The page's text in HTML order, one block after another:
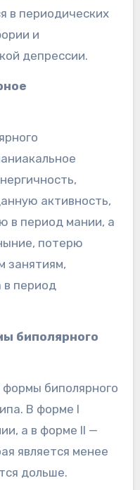
в периодических
и
депрессии.
активность,
в период мании, а
потерю
занятиям,
в период
биполярного
биполярного
В форме I
а в форме II —
является менее
дольше.